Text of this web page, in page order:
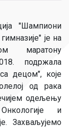
"Шампиони
је на
маратону
подржала
децом", које
од рака
одељењу
и
Захваљујемо